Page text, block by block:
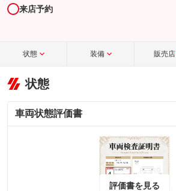
来店予約
状態 装備 販売店
状態
車両状態評価書
評価書を見る